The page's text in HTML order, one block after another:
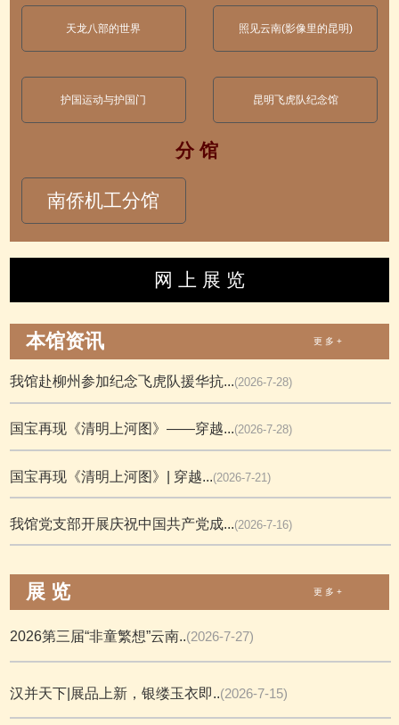
天龙八部的世界 照见云南(影像里的昆明)
护国运动与护国门 昆明飞虎队纪念馆
分 馆
南侨机工分馆
网 上 展 览
本馆资讯 更 多 +
我馆赴柳州参加纪念飞虎队援华抗...(2026-7-28)
国宝再现《清明上河图》——穿越...(2026-7-28)
国宝再现《清明上河图》| 穿越...(2026-7-21)
我馆党支部开展庆祝中国共产党成...(2026-7-16)
展 览 更 多 +
2026第三届“非童繁想”云南..(2026-7-27)
汉并天下|展品上新，银缕玉衣即..(2026-7-15)